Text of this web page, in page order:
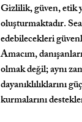
Gizlilik, güven, etik
oluşturmaktadır.
edebilecekleri
Amacım,
olmak değil; aynı
dayanıklılıklarını
kurmalarını